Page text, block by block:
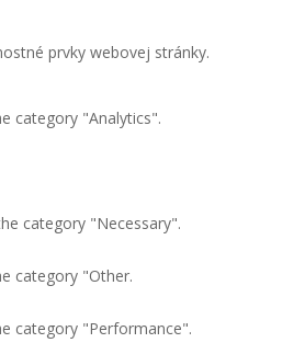
prvky webovej stránky.
category "Analytics".
category "Necessary".
category "Other.
category "Performance".